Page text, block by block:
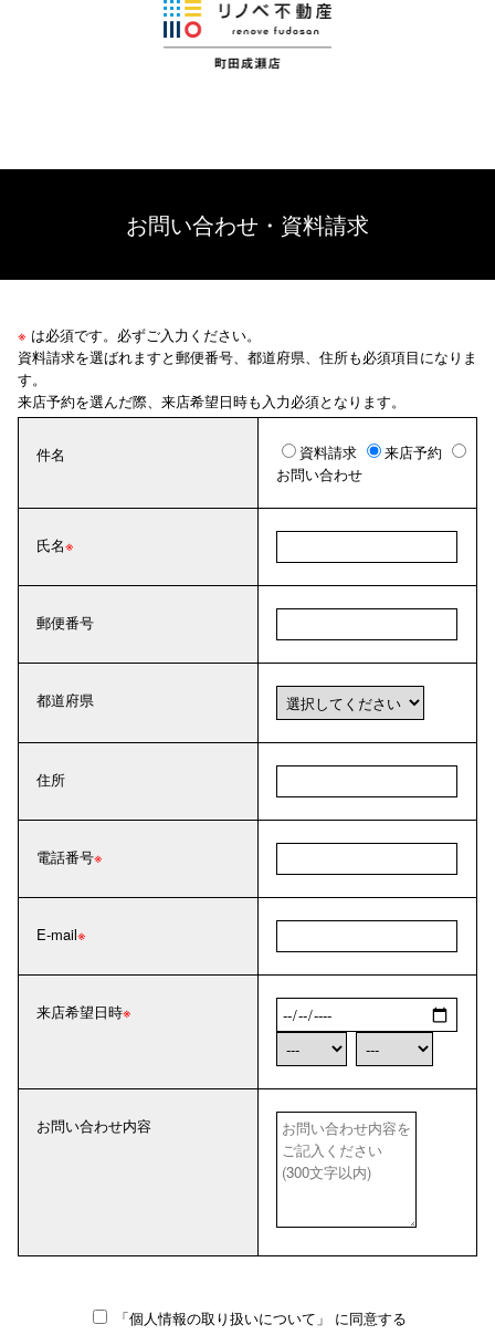
お問い合わせ・資料請求
※ は必須です。必ずご入力ください。
資料請求を選ばれますと郵便番号、都道府県、住所も必須項目になりま
す。
来店予約を選んだ際、来店希望日時も入力必須となります。
件名 資料請求
来店予約
お問い合わせ
氏名
郵便番号
都道府県
住所
電話番号
E-mail
来店希望日時
お問い合わせ内容
「個人情報の取り扱いについて」 に同意する